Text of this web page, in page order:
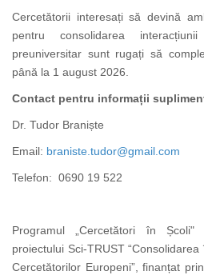
Cercetătorii interesați să devină
pentru consolidarea
preuniversitar sunt rugați să
până la 1 august 2026.
Contact pentru informații
Dr. Tudor Braniște
Email: braniste.tudor@gmail.com
Telefon: 0690 19 522
Programul „Cercetători în
proiectului Sci-TRUST “Consolidarea
Cercetătorilor Europeni”, finanțat